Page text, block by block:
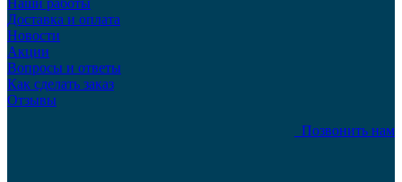
Доставка и оплата
Новости
Акции
Вопросы и ответы
Как сделать заказ
Отзывы
Позвонить нам